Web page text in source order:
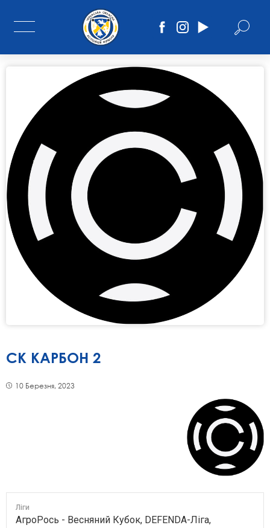
СК КАРБОН 2
10 Березня, 2023
Ліги
АгроРось - Весняний Кубок, DEFENDA-Ліга,